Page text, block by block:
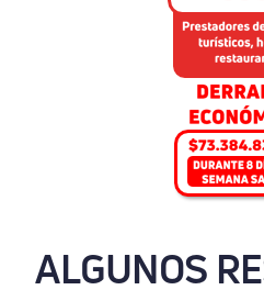
ALGUNOS